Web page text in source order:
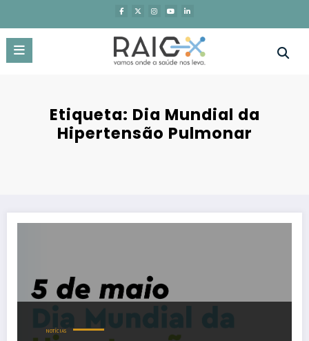
o
conteúdo
Etiqueta: Dia Mundial da
Hipertensão Pulmonar
NOTÍCIAS